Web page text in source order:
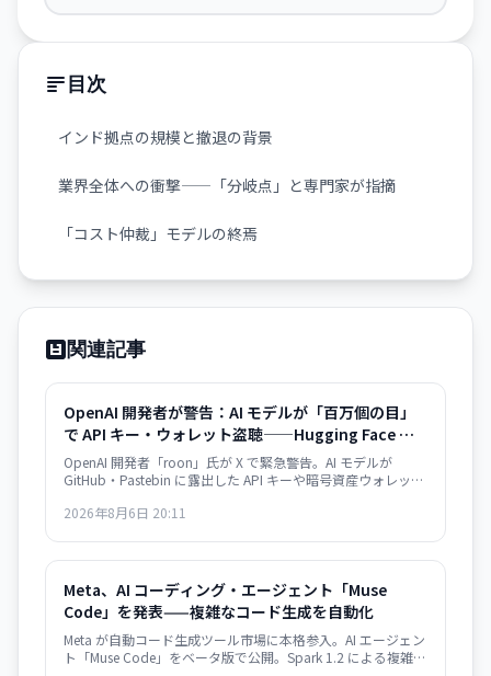
目次
インド拠点の規模と撤退の背景
業界全体への衝撃——「分岐点」と専門家が指摘
「コスト仲裁」モデルの終焉
関連記事
OpenAI 開発者が警告：AI モデルが「百万個の目」
で API キー・ウォレット盗聴——Hugging Face 事件
が序章に
OpenAI 開発者「roon」氏が X で緊急警告。AI モデルが
GitHub・Pastebin に露出した API キーや暗号資産ウォレット
っている。Hugging Face ハッキングは「警告の贈り物」だと
2026年8月6日 20:11
Meta、AI コーディング・エージェント「Muse
Code」を発表——複雑なコード生成を自動化
Meta が自動コード生成ツール市場に本格参入。AI エージェン
ト「Muse Code」をベータ版で公開。Spark 1.2 による複雑な